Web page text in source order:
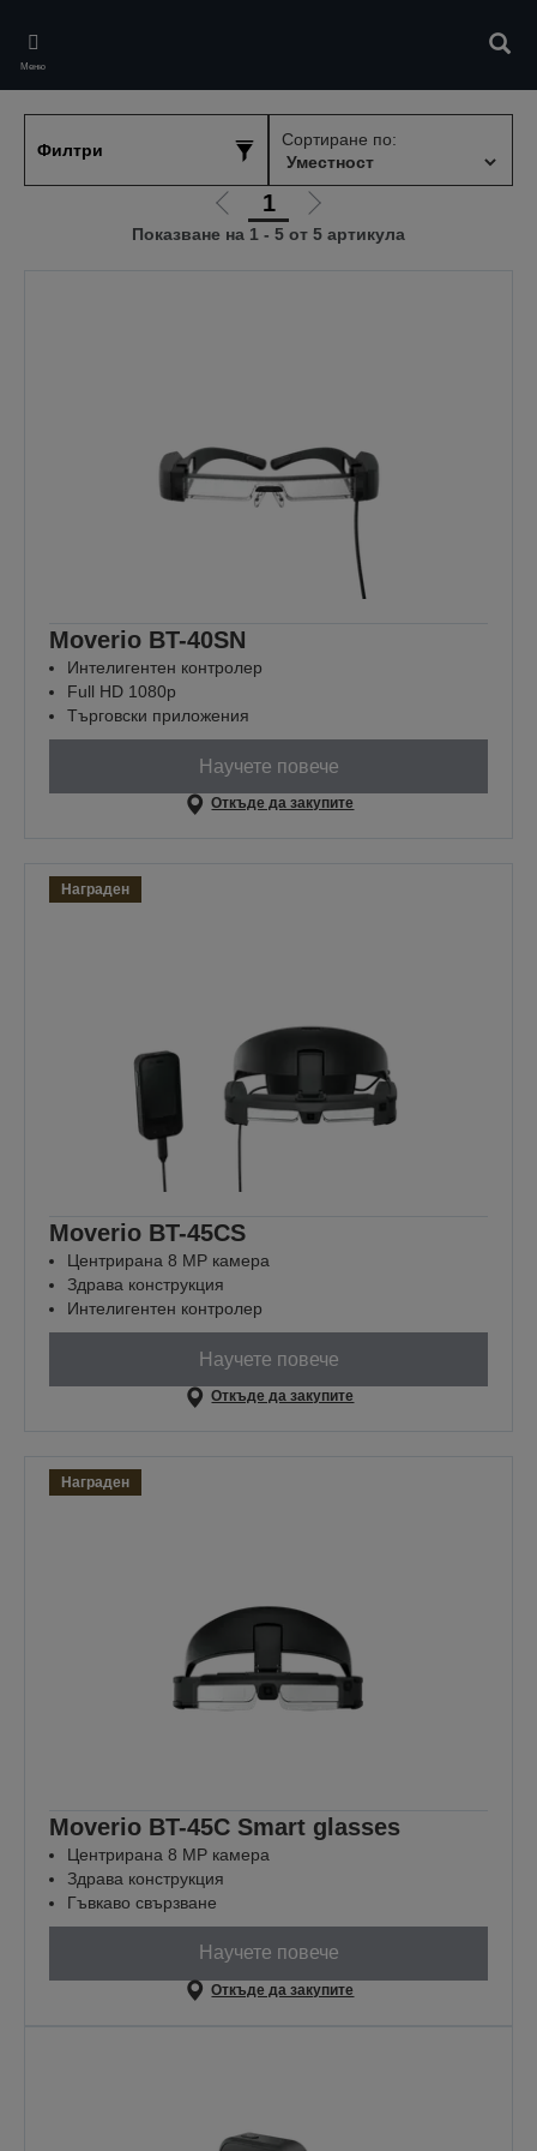
main
content
Меню
Филтри
Сортиране по:
Отиди
на
1
Отиди
на
Показване на 1 - 5 от 5 артикула
Moverio BT-40SN
Интелигентен контролер
Full HD 1080p
Търговски приложения
Научете повече
Откъде да закупите
Награден
Moverio BT-45CS
Центрирана 8 MP камера
Здрава конструкция
Интелигентен контролер
Научете повече
Откъде да закупите
Награден
Moverio BT-45C Smart glasses
Центрирана 8 MP камера
Здрава конструкция
Гъвкаво свързване
Научете повече
Откъде да закупите